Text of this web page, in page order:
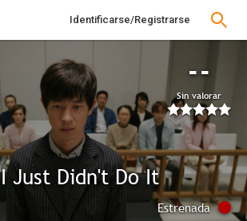
Identificarse/Registrarse
--
Sin valorar
I Just Didn't Do It
Estrenada